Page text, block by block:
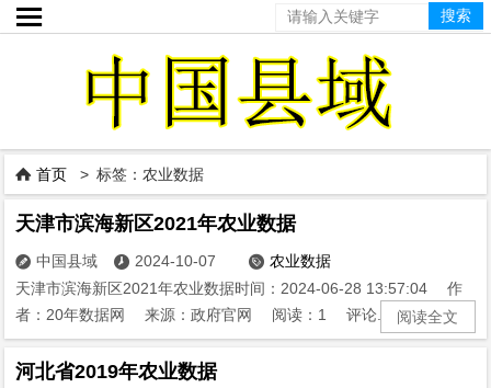

 首页 > 标签：农业数据
天津市滨海新区2021年农业数据
 中国县域  2024-10-07  农业数据
天津市滨海新区2021年农业数据时间：2024-06-28 13:57:04 作
者：20年数据网 来源：政府官网 阅读：1 评论...
阅读全文
河北省2019年农业数据